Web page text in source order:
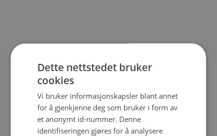
Dette nettstedet bruker
cookies
Vi bruker informasjonskapsler blant annet
for å gjenkjenne deg som bruker i form av
et anonymt id-nummer. Denne
identifiseringen gjøres for å analysere